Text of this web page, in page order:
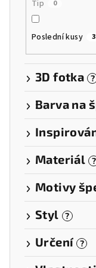
Tip 0
Poslední kusy 3
3D fotka ?
Barva na
Materiál ?
Motivy
Styl ?
Určení ?